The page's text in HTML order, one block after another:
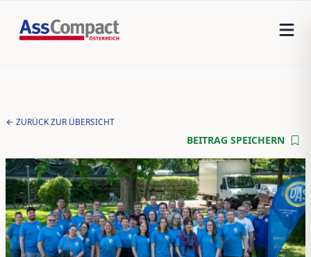
ZURÜCK ZUR ÜBERSICHT
BEITRAG SPEICHERN